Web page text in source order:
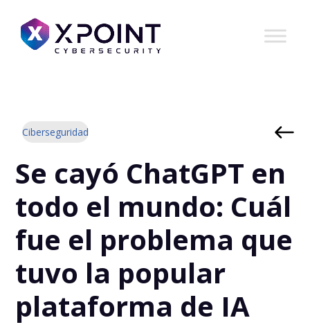
Ciberseguridad
Se cayó ChatGPT en
todo el mundo: Cuál
fue el problema que
tuvo la popular
plataforma de IA